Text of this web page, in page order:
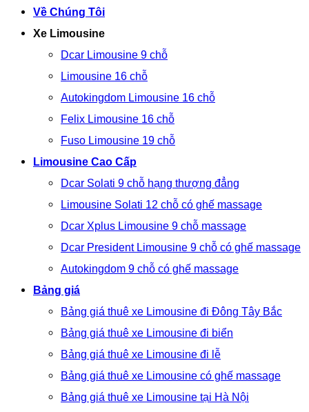
Về Chúng Tôi
Xe Limousine
Dcar Limousine 9 chỗ
Limousine 16 chỗ
Autokingdom Limousine 16 chỗ
Felix Limousine 16 chỗ
Fuso Limousine 19 chỗ
Limousine Cao Cấp
Dcar Solati 9 chỗ hạng thượng đẳng
Limousine Solati 12 chỗ có ghế massage
Dcar Xplus Limousine 9 chỗ massage
Dcar President Limousine 9 chỗ có ghế massage
Autokingdom 9 chỗ có ghế massage
Bảng giá
Bảng giá thuê xe Limousine đi Đông Tây Bắc
Bảng giá thuê xe Limousine đi biển
Bảng giá thuê xe Limousine đi lễ
Bảng giá thuê xe Limousine có ghế massage
Bảng giá thuê xe Limousine tại Hà Nội